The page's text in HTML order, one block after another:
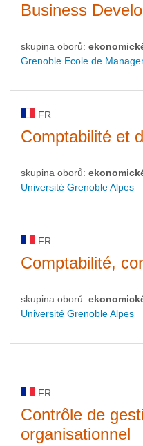
Business
skupina oborů:
Grenoble Ecole de
FR
Comptabilité et
skupina oborů:
Université Grenoble Alpes
FR
Comptabilité,
skupina oborů:
Université Grenoble Alpes
FR
Contrôle de
organisationnel